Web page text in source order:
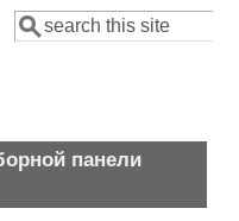
Форма поиска
Поиск
панели